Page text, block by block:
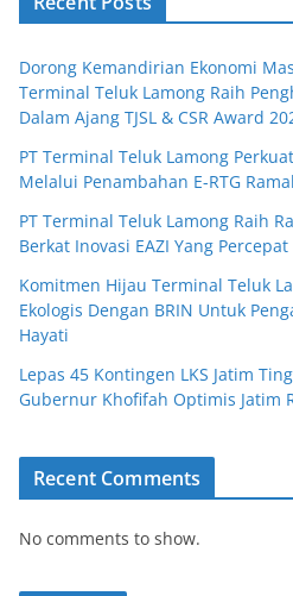
Dorong Kemandirian Ekonomi
Terminal Teluk Lamong Raih
Dalam Ajang TJSL & CSR Award
PT Terminal Teluk Lamong
Melalui Penambahan E-RTG
PT Terminal Teluk Lamong Raih
Berkat Inovasi EAZI Yang
Komitmen Hijau Terminal Teluk
Ekologis Dengan BRIN Untuk
Hayati
Lepas 45 Kontingen LKS Jatim
Gubernur Khofifah Optimis Jatim
Recent Comments
No comments to show.